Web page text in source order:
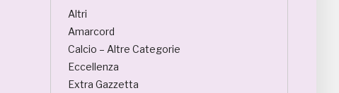
Altri
Amarcord
Calcio – Altre Categorie
Eccellenza
Extra Gazzetta